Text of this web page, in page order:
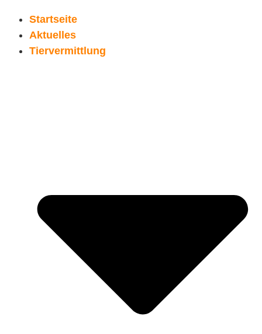
Startseite
Aktuelles
Tiervermittlung